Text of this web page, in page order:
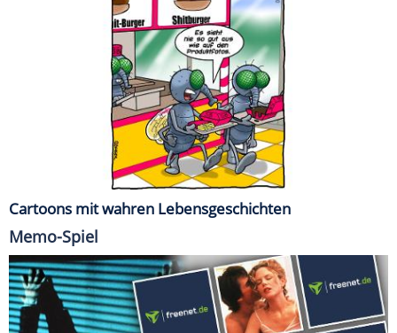
Cartoons mit wahren Lebensgeschichten
Memo-Spiel